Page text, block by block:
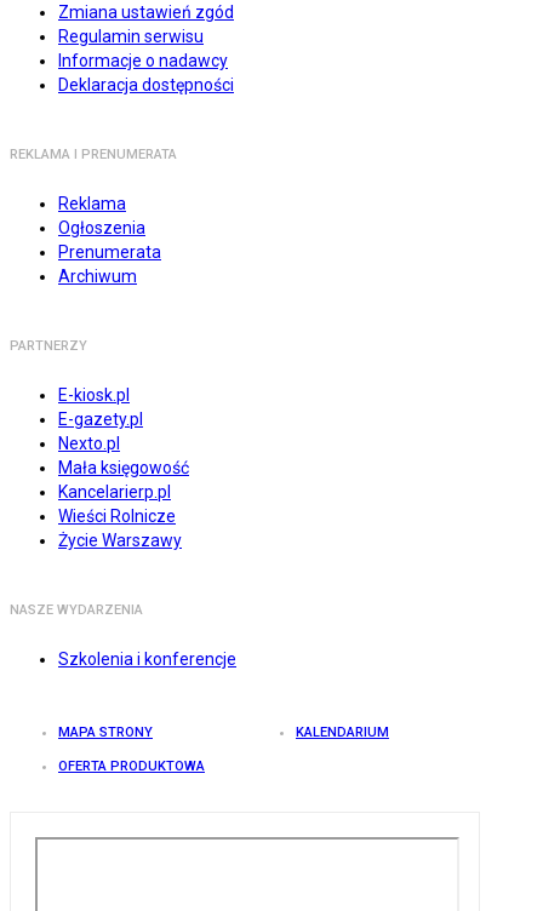
Zmiana ustawień zgód
Regulamin serwisu
Informacje o nadawcy
Deklaracja dostępności
REKLAMA I PRENUMERATA
Reklama
Ogłoszenia
Prenumerata
Archiwum
PARTNERZY
E-kiosk.pl
E-gazety.pl
Nexto.pl
Mała księgowość
Kancelarierp.pl
Wieści Rolnicze
Życie Warszawy
NASZE WYDARZENIA
Szkolenia i konferencje
MAPA STRONY KALENDARIUM
OFERTA PRODUKTOWA